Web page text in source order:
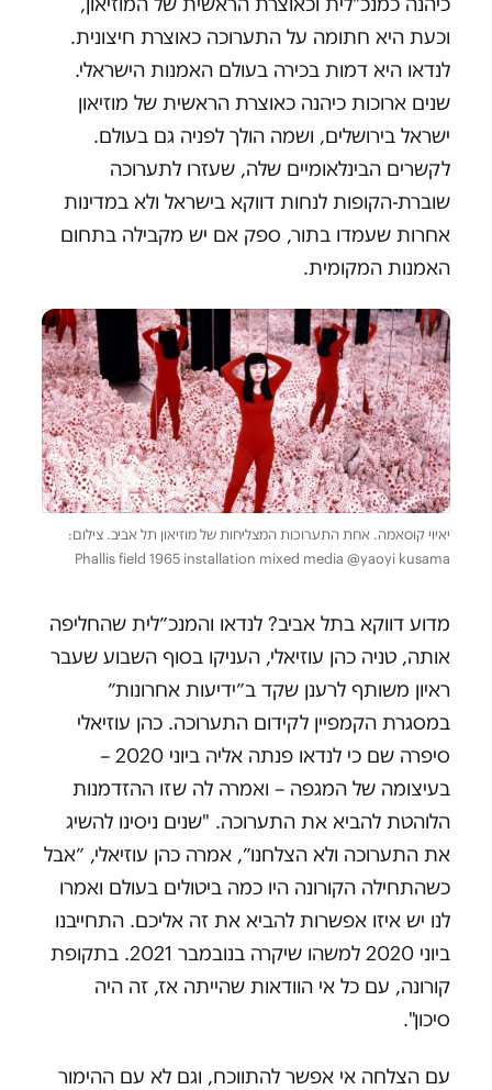
וכעת היא חתומה על התערוכה כאוצרת חיצונית.
לנדאו היא דמות בכירה בעולם האמנות הישראלי.
שנים ארוכות כיהנה כאוצרת הראשית של מוזיאון
ישראל בירושלים, ושמה הולך לפניה גם בעולם.
לקשרים הבינלאומיים שלה, שעזרו לתערוכה
שוברת-הקופות לנחות דווקא בישראל ולא במדינות
אחרות שעמדו בתור, ספק אם יש מקבילה בתחום
האמנות המקומית.
יאיוי קוסאמה. אחת התערוכות המצליחות של מוזיאון תל אביב. צילום:
Phallis field 1965 installation mixed media @yaoyi kusama
מדוע דווקא בתל אביב? לנדאו והמנכ״לית שהחליפה
אותה, טניה כהן עוזיאלי, העניקו בסוף השבוע שעבר
ראיון משותף לרענן שקד ב״ידיעות אחרונות״
במסגרת הקמפיין לקידום התערוכה. כהן עוזיאלי
סיפרה שם כי לנדאו פנתה אליה ביוני 2020 –
בעיצומה של המגפה – ואמרה לה שזו ההזדמנות
הלוהטת להביא את התערוכה. "שנים ניסינו להשיג
את התערוכה ולא הצלחנו״, אמרה כהן עוזיאלי, ״אבל
כשהתחילה הקורונה היו כמה ביטולים בעולם ואמרו
לנו יש איזו אפשרות להביא את זה אליכם. התחייבנו
ביוני 2020 למשהו שיקרה בנובמבר 2021. בתקופת
קורונה, עם כל אי הוודאות שהייתה אז, זה היה
סיכון".
עם הצלחה אי אפשר להתווכח, וגם לא עם ההימור